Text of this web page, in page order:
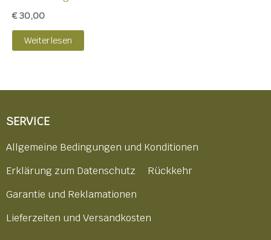
€30,00
Weiterlesen
SERVICE
Allgemeine Bedingungen und Konditionen
Erklärung zum Datenschutz
Rückkehr
Garantie und Reklamationen
Lieferzeiten und Versandkosten